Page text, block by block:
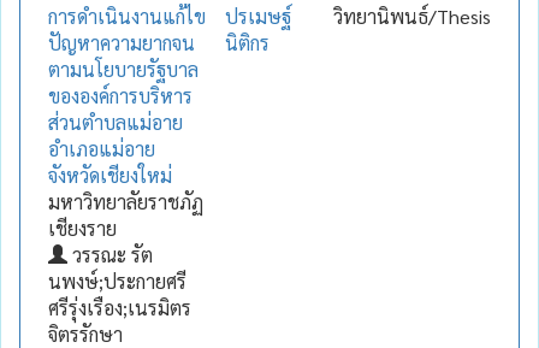
การดำเนินงานแก้ไข
ปัญหาความยากจน
ตามนโยบายรัฐบาล
ขององค์การบริหาร
ส่วนตำบลแม่อาย
อำเภอแม่อาย
จังหวัดเชียงใหม่
มหาวิทยาลัยราชภัฏ
เชียงราย
วรรณะ รัต
นพงษ์;ประกายศรี
ศรีรุ่งเรือง;เนรมิตร
จิตรรักษา
ปรเมษฐ์
นิติกร
วิทยานิพนธ์/Thesis